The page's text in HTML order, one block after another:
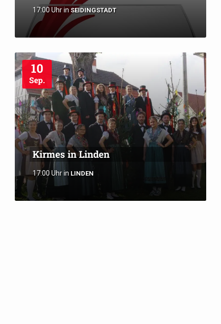
17:00 Uhrin SEIDINGSTADT
10
Sep.
Kirmes in Linden
17:00 Uhrin LINDEN